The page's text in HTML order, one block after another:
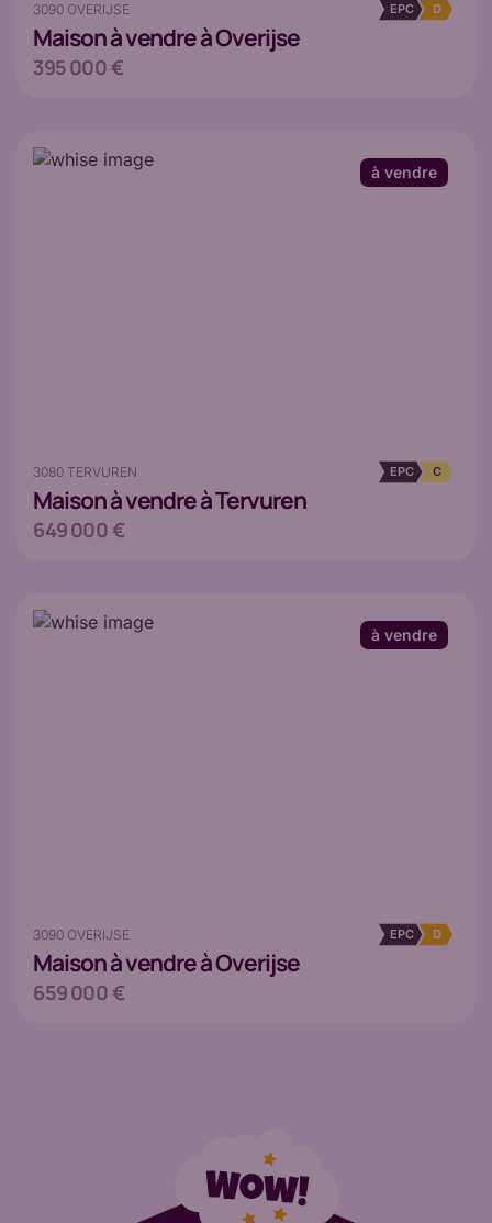
3090 OVERIJSE
Maisonà vendre à Overijse
EPC D
395 000 €
3080 TERVUREN
Maisonà vendre à Tervuren
EPC C
649 000 €
à vendre
3090 OVERIJSE
Maisonà vendre à Overijse
EPC D
659 000 €
à vendre